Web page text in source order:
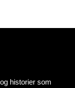
historier som